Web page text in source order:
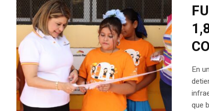
En
que